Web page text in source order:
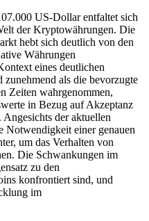
US-Dollar entfaltet sich
der Kryptowährungen. Die
hebt sich deutlich von den
Währungen
eines deutlichen
als die bevorzugte
Zeiten wahrgenommen,
in Bezug auf Akzeptanz
der aktuellen
Notwendigkeit einer genauen
um das Verhalten von
Die Schwankungen im
zu den
konfrontiert sind, und
im